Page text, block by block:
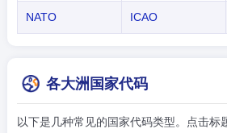
NATO ICAO
各大洲国家代码
以下是几种常见的国家代码类型。点击标